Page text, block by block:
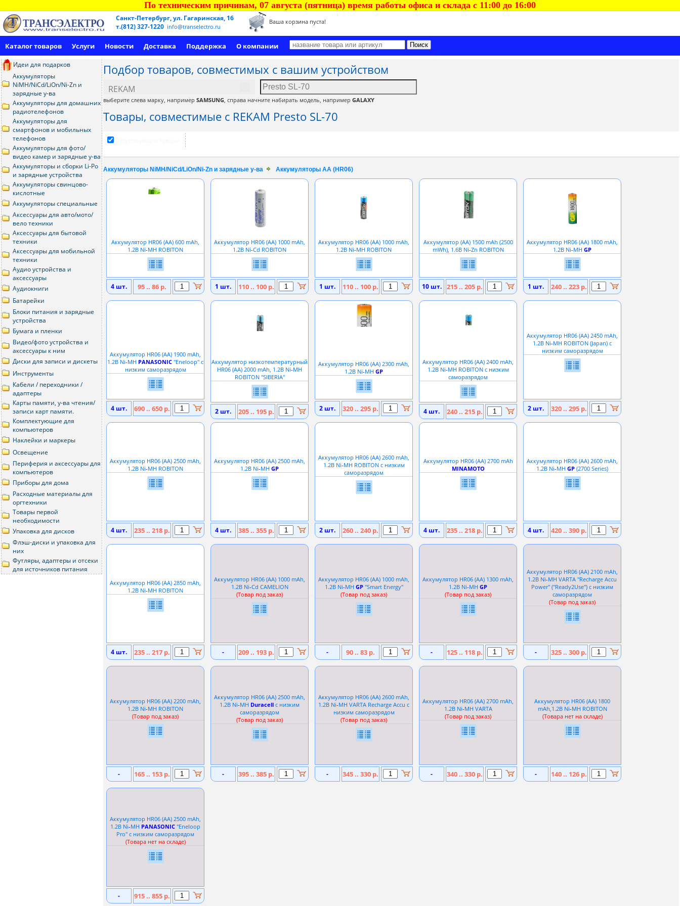
По техническим причинам, 07 августа (пятница) время работы офиса и склада с 11:00 до 16:00
Санкт-Петербург, ул. Гагаринская, 16
т.(812) 327-1220 info@transelectro.ru
Ваша корзина пуста!
Каталог товаров Услуги Новости Доставка Поддержка О компании
Идеи для подарков
Аккумуляторы
NiMH/NiCd/LiOn/Ni-Zn и
зарядные у-ва
Аккумуляторы для домашних
радиотелефонов
Аккумуляторы для
смартфонов и мобильных
телефонов
Аккумуляторы для фото/
видео камер и зарядные у-ва
Аккумуляторы и сборки Li-Po
и зарядные устройства
Аккумуляторы свинцово-
кислотные
Аккумуляторы специальные
Аксессуары для авто/мото/
вело техники
Аксессуары для бытовой
техники
Аксессуары для мобильной
техники
Аудио устройства и
аксессуары
Аудиокниги
Батарейки
Блоки питания и зарядные
устройства
Бумага и пленки
Видео/фото устройства и
аксессуары к ним
Диски для записи и дискеты
Инструменты
Кабели / переходники /
адаптеры
Карты памяти, у-ва чтения/
записи карт памяти.
Комплектующие для
компьютеров
Наклейки и маркеры
Освещение
Периферия и аксессуары для
компьютеров
Приборы для дома
Расходныe материалы для
оргтехники
Товары первой
необходимости
Упаковка для дисков
Флэш-диски и упаковка для
них
Футляры, адаптеры и отсеки
для источников питания
Подбор товаров, совместимых с вашим устройством
REKAM
выберите слева марку, например SAMSUNG, справа начните набирать модель, например GALAXY
Товары, совместимые с REKAM Presto SL-70
Аккумуляторы NiMH/NiCd/LiOn/Ni-Zn и зарядные у-ва Аккумуляторы AA (HR06)
Аккумулятор HR06 (АА) 600 mAh,
1.2В Ni-MH ROBITON
4 шт. 95 .. 86 р.
Аккумулятор HR06 (АА) 1000 mAh,
1.2В Ni-Cd ROBITON
1 шт. 110 .. 100 р.
Аккумулятор HR06 (АА) 1000 mAh,
1.2В Ni-MH ROBITON
1 шт. 110 .. 100 р.
Аккумулятор (АА) 1500 mAh (2500
mWh), 1.6В Ni-Zn ROBITON
10 шт. 215 .. 205 р.
Аккумулятор HR06 (АА) 1800 mAh,
1.2В Ni-MH GP
1 шт. 240 .. 223 р.
Аккумулятор HR06 (АА) 1900 mAh,
1.2В Ni-MH PANASONIC ''Eneloop'' с
низким саморазрядом
4 шт. 690 .. 650 р.
Аккумулятор низкотемпературный
HR06 (АA) 2000 mAh, 1.2В Ni-MH
ROBITON ''SIBERIA''
2 шт. 205 .. 195 р.
Аккумулятор HR06 (АА) 2300 mAh,
1.2В Ni-MH GP
2 шт. 320 .. 295 р.
Аккумулятор HR06 (АА) 2400 mAh,
1.2В Ni-MH ROBITON с низким
саморазрядом
4 шт. 240 .. 215 р.
Аккумулятор HR06 (АА) 2450 mAh,
1.2В Ni-MH ROBITON (Japan) с
низким саморазрядом
2 шт. 320 .. 295 р.
Аккумулятор HR06 (АА) 2500 mAh,
1.2В Ni-MH ROBITON
4 шт. 235 .. 218 р.
Аккумулятор HR06 (АА) 2500 mAh,
1.2В Ni-MH GP
4 шт. 385 .. 355 р.
Аккумулятор HR06 (АА) 2600 mAh,
1.2В Ni-MH ROBITON с низким
саморазрядом
2 шт. 260 .. 240 р.
Аккумулятор HR06 (АА) 2700 mAh
MINAMOTO
4 шт. 235 .. 218 р.
Аккумулятор HR06 (АА) 2600 mAh,
1.2В Ni-MH GP (2700 Series)
4 шт. 420 .. 390 р.
Аккумулятор HR06 (АА) 2850 mAh,
1.2В Ni-MH ROBITON
4 шт. 235 .. 217 р.
Аккумулятор HR06 (АА) 1000 mAh,
1.2В Ni-Cd CAMELION
(Товар под заказ)
- 209 .. 193 р.
Аккумулятор HR06 (АА) 1000 mAh,
1.2В Ni-MH GP''Smart Energy''
(Товар под заказ)
- 90 .. 83 р.
Аккумулятор HR06 (АА) 1300 mAh,
1.2В Ni-MH GP
(Товар под заказ)
- 125 .. 118 р.
Аккумулятор HR06 (АА) 2100 mAh,
1.2В Ni-MH VARTA ''Recharge Accu
Power'' (''Ready2Use'') с низким
саморазрядом
(Товар под заказ)
- 325 .. 300 р.
Аккумулятор HR06 (АА) 2200 mAh,
1.2В Ni-MH ROBITON
(Товар под заказ)
- 165 .. 153 р.
Аккумулятор HR06 (АА) 2500 mAh,
1.2В Ni-MH Duracell с низким
саморазрядом
(Товар под заказ)
- 395 .. 385 р.
Аккумулятор HR06 (AA) 2600 mAh,
1.2В Ni-MH VARTA Recharge Accu с
низким саморазрядом
(Товар под заказ)
- 345 .. 330 р.
Аккумулятор HR06 (АА) 2700 mAh,
1.2В Ni-MH VARTA
(Товар под заказ)
- 340 .. 330 р.
Аккумулятор HR06 (АА) 1800
mAh,1.2В Ni-MH ROBITON
(Товара нет на складе)
- 140 .. 126 р.
Аккумулятор HR06 (АА) 2500 mAh,
1.2В Ni-MH PANASONIC ''Eneloop
Pro'' с низким саморазрядом
(Товара нет на складе)
- 915 .. 855 р.